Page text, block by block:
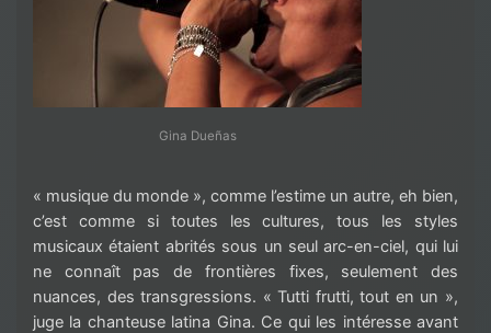
Gina Dueñas
« musique du monde », comme l’estime un autre, eh bien,
c’est comme si toutes les cultures, tous les styles
musicaux étaient abrités sous un seul arc-en-ciel, qui lui
ne connaît pas de frontières fixes, seulement des
nuances, des transgressions. « Tutti frutti, tout en un »,
juge la chanteuse latina Gina. Ce qui les intéresse avant